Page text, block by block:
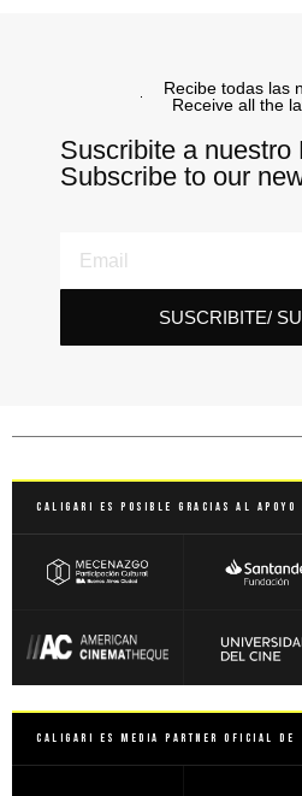
Recibe todas las
Receive all the
Suscribite a nuestro
Subscribe to our
SUSCRIBITE/
Caligari es posible gracias al apoyo
Caligari es Media Partner Oficial de